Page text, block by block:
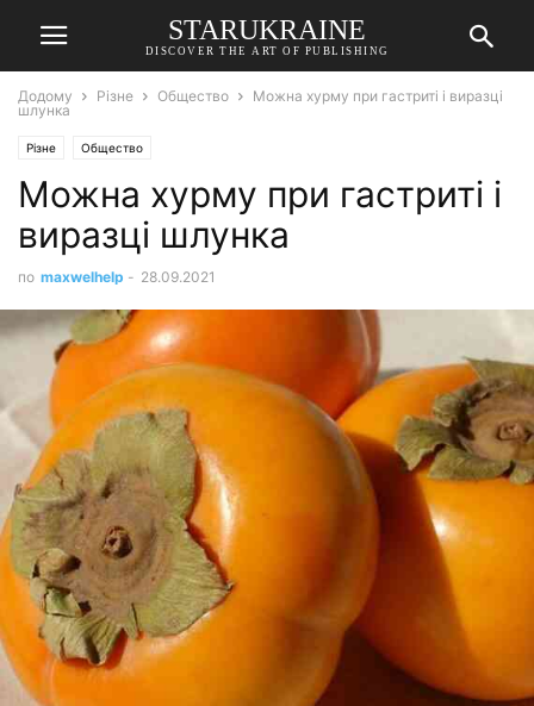
STARUKRAINE
DISCOVER THE ART OF PUBLISHING
Додому Різне Общество
Можна хурму при гастриті і виразці
шлунка
Різне Общество
Можна хурму при гастриті і
виразці шлунка
по maxwelhelp - 28.09.2021